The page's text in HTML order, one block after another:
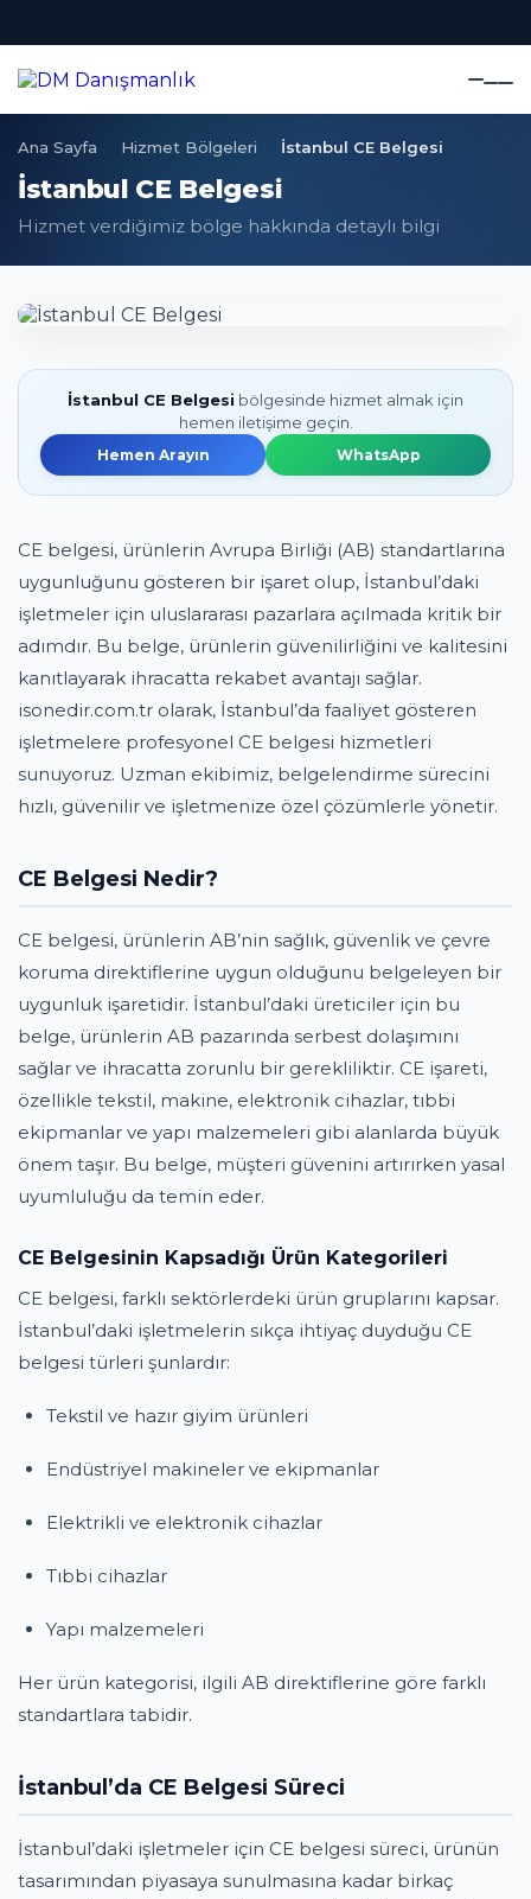
Ana Sayfa Hizmet Bölgeleri İstanbul CE Belgesi
İstanbul CE Belgesi
Hizmet verdiğimiz bölge hakkında detaylı bilgi
İstanbul CE Belgesi bölgesinde hizmet almak için
hemen iletişime geçin.
Hemen Arayın WhatsApp
CE belgesi, ürünlerin Avrupa Birliği (AB) standartlarına
uygunluğunu gösteren bir işaret olup, İstanbul’daki
işletmeler için uluslararası pazarlara açılmada kritik bir
adımdır. Bu belge, ürünlerin güvenilirliğini ve kalitesini
kanıtlayarak ihracatta rekabet avantajı sağlar.
isonedir.com.tr olarak, İstanbul’da faaliyet gösteren
işletmelere profesyonel CE belgesi hizmetleri
sunuyoruz. Uzman ekibimiz, belgelendirme sürecini
hızlı, güvenilir ve işletmenize özel çözümlerle yönetir.
CE Belgesi Nedir?
CE belgesi, ürünlerin AB’nin sağlık, güvenlik ve çevre
koruma direktiflerine uygun olduğunu belgeleyen bir
uygunluk işaretidir. İstanbul’daki üreticiler için bu
belge, ürünlerin AB pazarında serbest dolaşımını
sağlar ve ihracatta zorunlu bir gerekliliktir. CE işareti,
özellikle tekstil, makine, elektronik cihazlar, tıbbi
ekipmanlar ve yapı malzemeleri gibi alanlarda büyük
önem taşır. Bu belge, müşteri güvenini artırırken yasal
uyumluluğu da temin eder.
CE Belgesinin Kapsadığı Ürün Kategorileri
CE belgesi, farklı sektörlerdeki ürün gruplarını kapsar.
İstanbul’daki işletmelerin sıkça ihtiyaç duyduğu CE
belgesi türleri şunlardır:
Tekstil ve hazır giyim ürünleri
Endüstriyel makineler ve ekipmanlar
Elektrikli ve elektronik cihazlar
Tıbbi cihazlar
Yapı malzemeleri
Her ürün kategorisi, ilgili AB direktiflerine göre farklı
standartlara tabidir.
İstanbul’da CE Belgesi Süreci
İstanbul’daki işletmeler için CE belgesi süreci, ürünün
tasarımından piyasaya sunulmasına kadar birkaç